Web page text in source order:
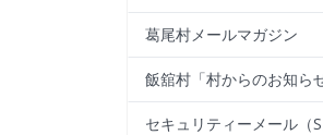
葛尾村メールマガジン
飯舘村「村からのお知ら
セキュリティーメール（S